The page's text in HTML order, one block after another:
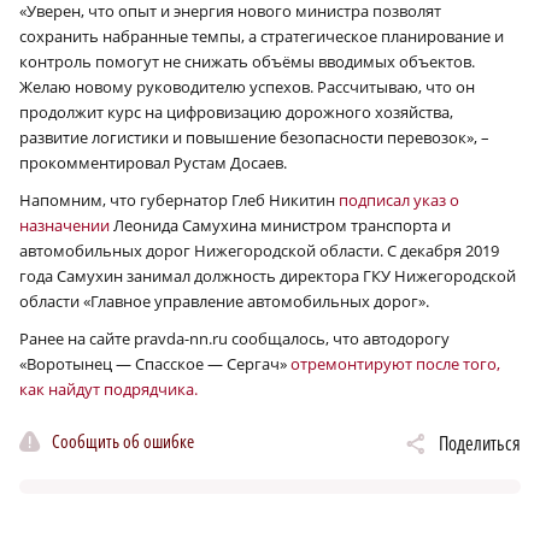
«Уверен, что опыт и энергия нового министра позволят
сохранить набранные темпы, а стратегическое планирование и
контроль помогут не снижать объёмы вводимых объектов.
Желаю новому руководителю успехов. Рассчитываю, что он
продолжит курс на цифровизацию дорожного хозяйства,
развитие логистики и повышение безопасности перевозок», –
прокомментировал Рустам Досаев.
Напомним, что губернатор Глеб Никитин подписал указ о
назначенииЛеонида Самухина министром транспорта и
автомобильных дорог Нижегородской области. С декабря 2019
года Самухин занимал должность директора ГКУ Нижегородской
области «Главное управление автомобильных дорог».
Ранее на сайте pravda-nn.ru сообщалось, что автодорогу
«Воротынец — Спасское — Сергач»отремонтируют после того,
как найдут подрядчика.
Сообщить об ошибке Поделиться